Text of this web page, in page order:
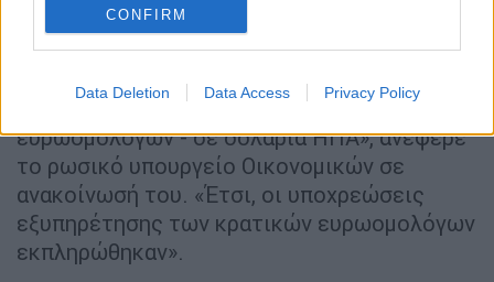
CONFIRM
Data Deletion Data Access Privacy Policy
Η Citibank αρνήθηκε το σχολιάσει το ζήτημα.
«Οι πληρωμές πραγματοποιήθηκαν στο
νόμισμα έκδοσης των αντίστοιχων
ευρωομολόγων - σε δολάρια ΗΠΑ», ανέφερε
το ρωσικό υπουργείο Οικονομικών σε
ανακοίνωσή του. «Έτσι, οι υποχρεώσεις
εξυπηρέτησης των κρατικών ευρωομολόγων
εκπληρώθηκαν».